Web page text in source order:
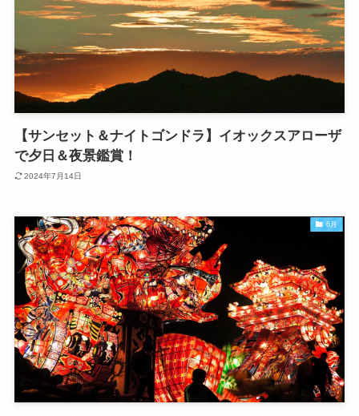
【サンセット＆ナイトゴンドラ】イオックスアローザ
で夕日＆夜景鑑賞！
2024年7月14日
6月